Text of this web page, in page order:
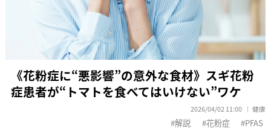
《花粉症に“悪影響”の意外な食材》スギ花粉
症患者が“トマトを食べてはいけない”ワケ
2026/04/02 11:00 健康
解説 花粉症 PFAS